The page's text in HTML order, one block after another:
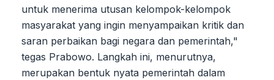
untuk menerima utusan kelompok-kelompok
masyarakat yang ingin menyampaikan kritik dan
saran perbaikan bagi negara dan pemerintah,"
tegas Prabowo. Langkah ini, menurutnya,
merupakan bentuk nyata pemerintah dalam